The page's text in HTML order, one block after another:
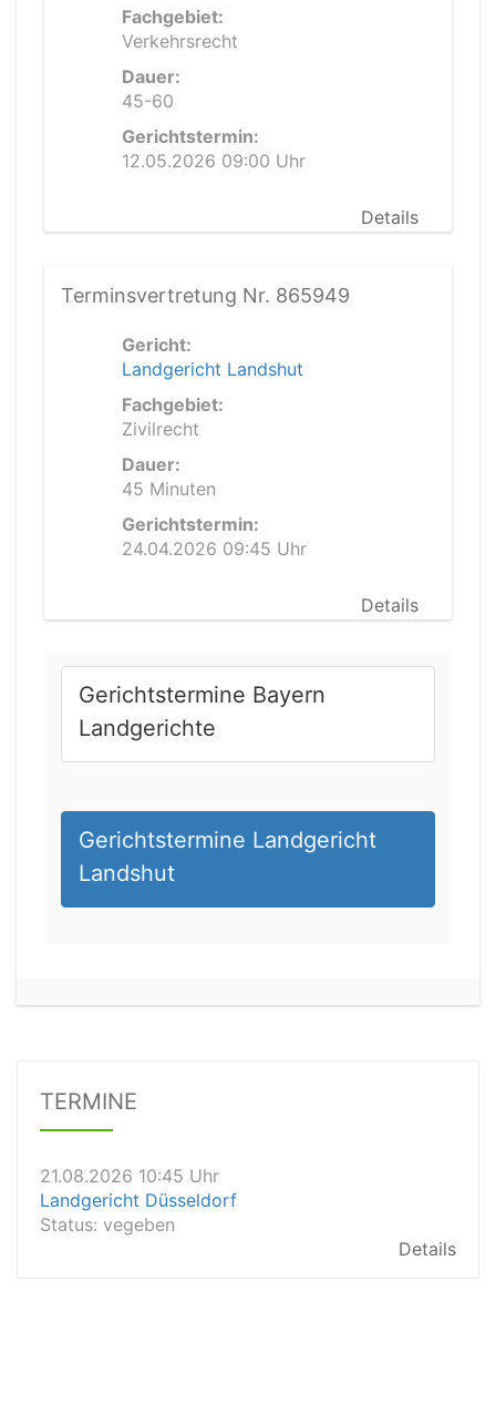
Fachgebiet:
Verkehrsrecht
Dauer:
45-60
Gerichtstermin:
12.05.2026 09:00 Uhr
Details
Terminsvertretung Nr. 865949
Gericht:
Landgericht Landshut
Fachgebiet:
Zivilrecht
Dauer:
45 Minuten
Gerichtstermin:
24.04.2026 09:45 Uhr
Details
Gerichtstermine Bayern
Landgerichte
Gerichtstermine Landgericht
Landshut
TERMINE
21.08.2026 09:45 Uhr
Status:vegeben
21.08.2026 10:40 Uhr